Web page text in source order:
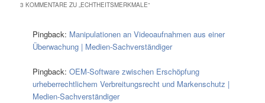
3 KOMMENTARE ZU „ECHTHEITSMERKMALE“
Pingback: Manipulationen an Videoaufnahmen aus einer
Überwachung | Medien-Sachverständiger
Pingback:OEM-Software zwischen Erschöpfung
urheberrechtlichem Verbreitungsrecht und Markenschutz |
Medien-Sachverständiger